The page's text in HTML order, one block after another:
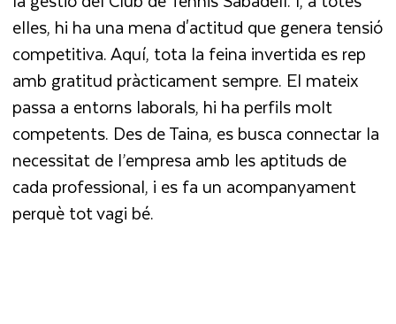
elles, hi ha una mena d'actitud que genera tensió
competitiva. Aquí, tota la feina invertida es rep
amb gratitud pràcticament sempre. El mateix
passa a entorns laborals, hi ha perfils molt
competents. Des de Taina, es busca connectar la
necessitat de l’empresa amb les aptituds de
cada professional, i es fa un acompanyament
perquè tot vagi bé.